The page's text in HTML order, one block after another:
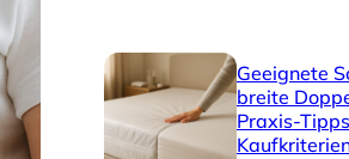
Geeignete
breite
Praxis-